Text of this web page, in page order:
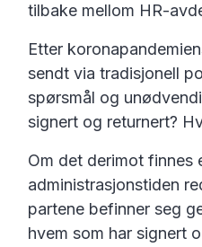
tilbake mellom HR-
Etter
sendt via tradisjonell
spørsmål og
signert og returnert?
Om det derimot finnes
administrasjonstiden
partene befinner seg
hvem som har signert